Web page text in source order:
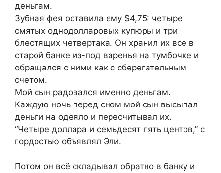
деньгам.
Зубная фея оставила ему $4,75: четыре
смятых однодолларовых купюры и три
блестящих четвертака. Он хранил их все в
старой банке из-под варенья на тумбочке и
обращался с ними как с сберегательным
счетом.
Мой сын радовался именно деньгам.
Каждую ночь перед сном мой сын высыпал
деньги на одеяло и пересчитывал их.
“Четыре доллара и семьдесят пять центов,” с
гордостью объявлял Эли.
Потом он всё складывал обратно в банку и